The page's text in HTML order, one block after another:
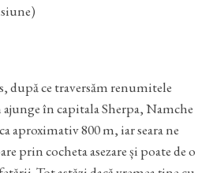
după ce traversăm renumitele
în capitala Sherpa, Namche
aproximativ 800 m, iar seara ne
prin cocheta asezare și poate de o